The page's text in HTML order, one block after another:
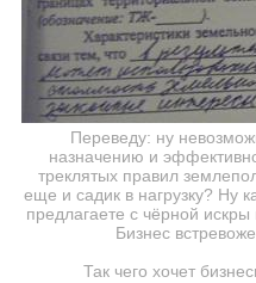
Переведу: ну
назначению и
треклятых правил
еще и садик в нагрузку? Ну
предлагаете с чёрной
Бизнес
Так чего хочет